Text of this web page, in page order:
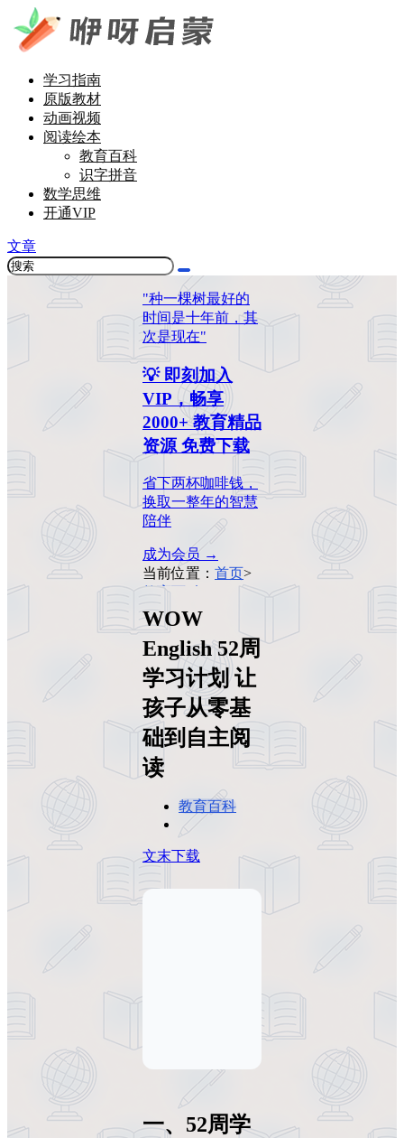
学习指南
原版教材
动画视频
阅读绘本
教育百科
识字拼音
数学思维
开通VIP
文章
"种一棵树最好的
时间是十年前，其
次是现在"
💡 即刻加入
VIP，畅享
2000+ 教育精品
资源 免费下载
省下两杯咖啡钱，
换取一整年的智慧
陪伴
成为会员 →
当前位置： 首页>
教育百科
WOW
English 52周学习计
划 让孩子从零基础
到自主阅读
WOW
English 52周
学习计划 让
孩子从零基
础到自主阅
读
教育百科
文末下载
一、52周学